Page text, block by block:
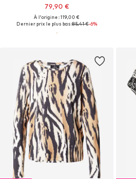
79,90 €
À l'origine : 119,00 €
Dernier prix le plus bas :85,41 €-6%